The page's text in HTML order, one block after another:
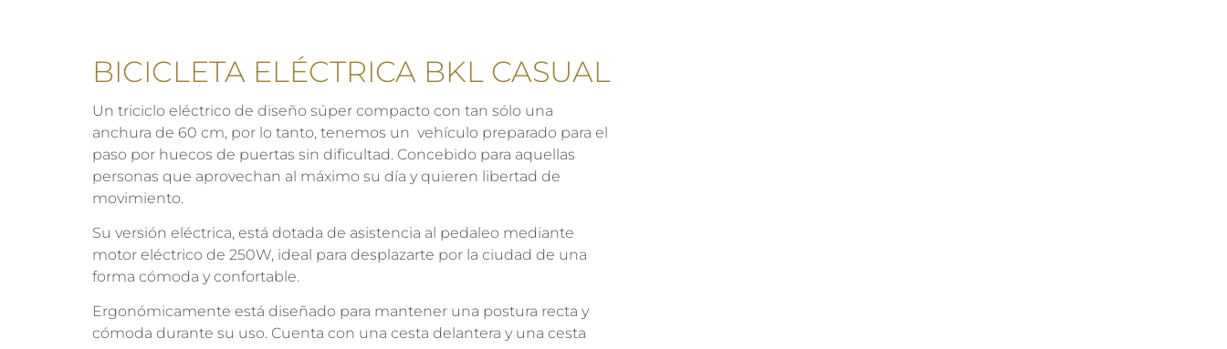
BICICLETA ELÉCTRICA BKL CASUAL
Un triciclo eléctrico de diseño súper compacto con tan sólo una
anchura de 60 cm, por lo tanto, tenemos un vehículo preparado para el
paso por huecos de puertas sin dificultad. Concebido para aquellas
personas que aprovechan al máximo su día y quieren libertad de
movimiento.
Su versión eléctrica, está dotada de asistencia al pedaleo mediante
motor eléctrico de 250W, ideal para desplazarte por la ciudad de una
forma cómoda y confortable.
Ergonómicamente está diseñado para mantener una postura recta y
cómoda durante su uso. Cuenta con una cesta delantera y una cesta